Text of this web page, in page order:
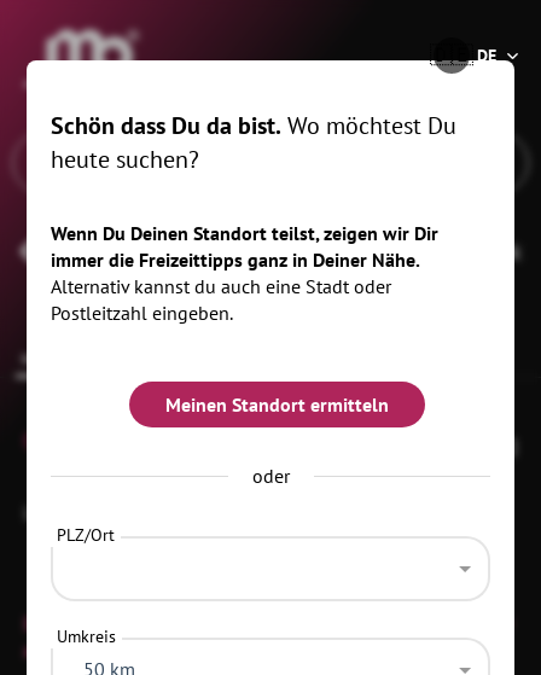
®
🇩🇪DE
Südböhmische wissenschaftliche Bibliothek
Infos zur Location
an Veranstaltungstagen offen.
Schön dass Du da bist. Wo möchtest Du
heute suchen?
Wenn Du Deinen Standort teilst, zeigen wir Dir
immer die Freizeittipps ganz in Deiner Nähe.
Alternativ kannst du auch eine Stadt oder
Postleitzahl eingeben.
Meinen Standort ermitteln
oder
PLZ/Ort
Umkreis
50 km